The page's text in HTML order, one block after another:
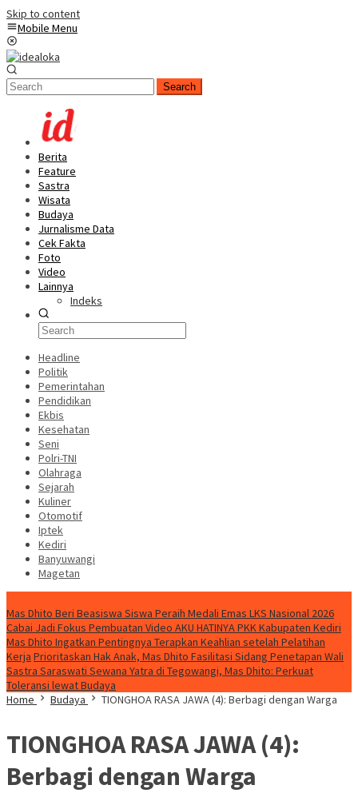
Skip to content
Mobile Menu
Search
Berita
Feature
Sastra
Wisata
Budaya
Jurnalisme Data
Cek Fakta
Foto
Video
Lainnya
Indeks
Headline
Politik
Pemerintahan
Pendidikan
Ekbis
Kesehatan
Seni
Polri-TNI
Olahraga
Sejarah
Kuliner
Otomotif
Iptek
Kediri
Banyuwangi
Magetan
Mas Dhito Beri Beasiswa Siswa Peraih Medali Emas LKS Nasional 2026
Cabai Jadi Fokus Pembuatan Video AKU HATINYA PKK Kabupaten Kediri
Mas Dhito Ingatkan Pentingnya Terapkan Keahlian setelah Pelatihan
Kerja Prioritaskan Hak Anak, Mas Dhito Fasilitasi Sidang Penetapan Wali
Sastra Saraswati Sewana Yatra di Tegowangi, Mas Dhito: Perkuat
Toleransi lewat Budaya
Home
Budaya TIONGHOA RASA JAWA (4): Berbagi dengan Warga
TIONGHOA RASA JAWA (4):
Berbagi dengan Warga